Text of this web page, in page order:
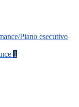
Piano esecutivo
1